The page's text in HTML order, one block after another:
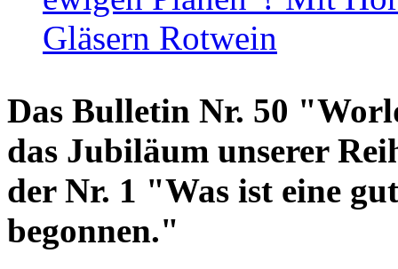
Gläsern Rotwein
Das Bulletin Nr. 50
das Jubiläum unserer
der Nr. 1 "Was ist eine
begonnen."